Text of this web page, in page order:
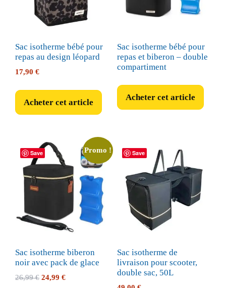
Sac isotherme bébé pour
repas au design léopard
17,90 €
Acheter cet article
Sac isotherme bébé pour
repas et biberon – double
compartiment
Acheter cet article
Save Promo !
Sac isotherme biberon
noir avec pack de glace
26,99€ Le
24,99 €Le
Save
Sac isotherme de
livraison pour scooter,
double sac, 50L